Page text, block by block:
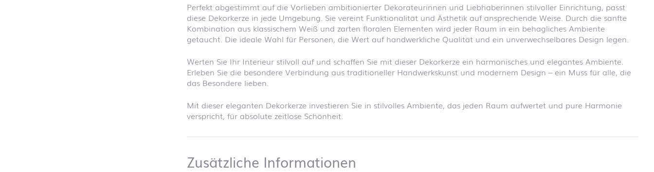
Perfekt abgestimmt auf die Vorlieben ambitionierter Dekorateurinnen und Liebhaberinnen stilvoller Einrichtung, passt
diese Dekorkerze in jede Umgebung. Sie vereint Funktionalität und Ästhetik auf ansprechende Weise. Durch die sanfte
Kombination aus klassischem Weiß und zarten floralen Elementen wird jeder Raum in ein behagliches Ambiente
getaucht. Die ideale Wahl für Personen, die Wert auf handwerkliche Qualität und ein unverwechselbares Design legen.
Werten Sie Ihr Interieur stilvoll auf und schaffen Sie mit dieser Dekorkerze ein harmonisches und elegantes Ambiente.
Erleben Sie die besondere Verbindung aus traditioneller Handwerkskunst und modernem Design – ein Muss für alle, die
das Besondere lieben.
Mit dieser eleganten Dekorkerze investieren Sie in stilvolles Ambiente, das jeden Raum aufwertet und pure Harmonie
verspricht, für absolute zeitlose Schönheit.
Zusätzliche Informationen